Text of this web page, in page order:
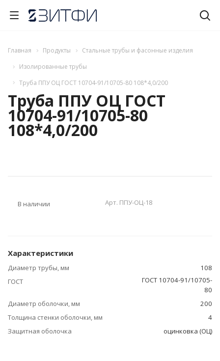
Главная Продукты
Стальные трубы и фасонные изделия
Изолированные трубы
Труба ППУ ОЦ ГОСТ 10704-91/10705-80 108*4,0/200
Труба ППУ ОЦ ГОСТ
10704-91/10705-80
108*4,0/200
В наличии Арт. ППУ-ОЦ-18
Характеристики
Диаметр трубы, мм
108
ГОСТ
ГОСТ 10704-91/10705-
80
Диаметр оболочки, мм
200
Толщина стенки оболочки, мм
4
Защитная оболочка
оцинковка (ОЦ)